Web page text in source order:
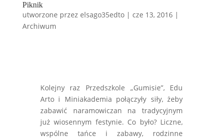
Piknik
utworzone przez elsago35edto| cze 13, 2016|
Archiwum
Kolejny raz Przedszkole „Gumisie”, Edu
Arto i Miniakademia połączyły siły, żeby
zabawić naramowiczan na tradycyjnym
już wiosennym festynie. Co było? Liczne,
wspólne tańce i zabawy, rodzinne